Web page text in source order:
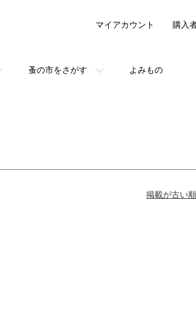
蚤の市をさがす よみもの
マイアカウント 購入
掲載が古い順